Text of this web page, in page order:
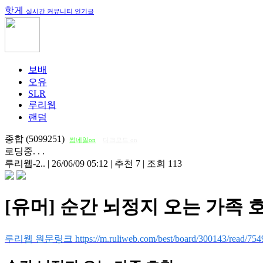
핫게 실시간 커뮤니티 인기글
보배
오유
SLR
루리웹
랜덤
종합 (5099251) 썸네일on
로딩중. . .
루리웹-2.. | 26/06/09 05:12 | 추천 7 | 조회 113
[유머] 순간 뇌정지 오는 가족
루리웹 원문링크 https://m.ruliweb.com/best/board/300143/read/